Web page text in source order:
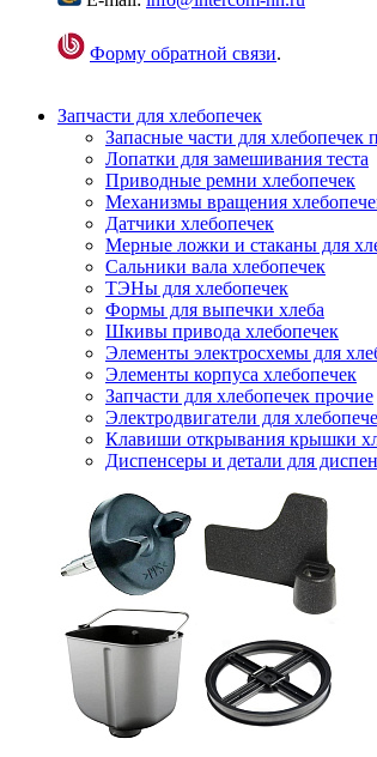
Форму обратной связи.
Запчасти для хлебопечек
Запасные части для хлебопечек
Лопатки для замешивания теста
Приводные ремни хлебопечек
Механизмы вращения
Датчики хлебопечек
Мерные ложки и стаканы для
Сальники вала хлебопечек
ТЭНы для хлебопечек
Формы для выпечки хлеба
Шкивы привода хлебопечек
Элементы электросхемы для
Элементы корпуса хлебопечек
Запчасти для хлебопечек прочие
Электродвигатели для
Клавиши открывания крышки
Диспенсеры и детали для